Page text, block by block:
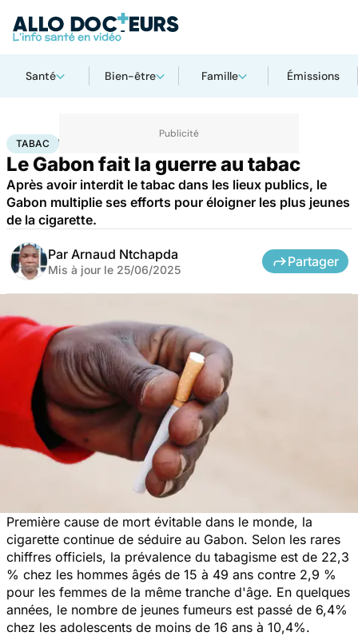
Santé Bien-être Famille Émissions
AccueilSanté Santé publiqueTabac
TABAC
Le Gabon fait la guerre au tabac
Après avoir interdit le tabac dans les lieux publics, le
Gabon multiplie ses efforts pour éloigner les plus jeunes
de la cigarette.
Par Arnaud Ntchapda
Mis à jour le 25/06/2025
Partager
Première cause de mort évitable dans le monde, la
cigarette continue de séduire au Gabon. Selon les rares
chiffres officiels, la prévalence du tabagisme est de 22,3
% chez les hommes âgés de 15 à 49 ans contre 2,9 %
pour les femmes de la même tranche d'âge. En quelques
années, le nombre de jeunes fumeurs est passé de 6,4%
chez les adolescents de moins de 16 ans à 10,4%.